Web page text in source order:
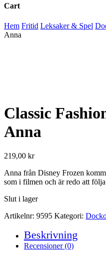
Cart
Close
Cart
Hem Fritid Leksaker & Spel
Anna
Classic
Anna
219,00 kr
Anna från Disney Frozen
som i filmen och är redo att
Slut i lager
Artikelnr: 9595 Kategori:
Beskrivning
Recensioner (0)